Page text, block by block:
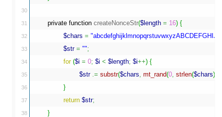
30
31
32
33
34
35
36
37
38
private function createNonceStr($length = 16) {
$chars =
$str = "";
for ($i = 0; $i < $length; $i++) {
$str .= substr($chars mt_rand(0 strlen($chars)
}
return $str;
}